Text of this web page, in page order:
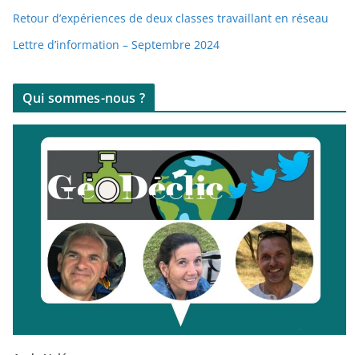
Retour d’expériences de deux classes travaillant en réseau
Lettre d’information – Septembre 2024
Qui sommes-nous ?